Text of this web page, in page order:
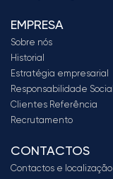
EMPRESA
Sobre nós
Historial
Estratégia empresarial
Responsabilidade Social
Clientes Referência
Recrutamento
CONTACTOS
Contactos e localização